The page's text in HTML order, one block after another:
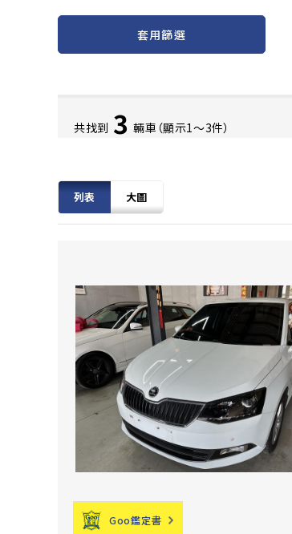
套用篩選
共找到 3 輛車（顯示1〜3件）
列表 大圖
Goo鑑定書